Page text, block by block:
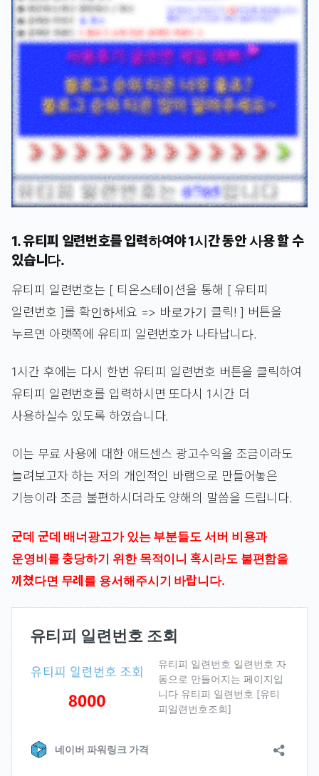
1. 유티피 일련번호를 입력하여야 1시간 동안 사용 할 수
있습니다.
유티피 일련번호는 [ 티온스테이션을 통해 [ 유티피
일련번호 ]를 확인하세요 => 바로가기 클릭! ] 버튼을
누르면 아랫쪽에 유티피 일련번호가 나타납니다.
1시간 후에는 다시 한번 유티피 일련번호 버튼을 클릭하여
유티피 일련번호를 입력하시면 또다시 1시간 더
사용하실수 있도록 하였습니다.
이는 무료 사용에 대한 애드센스 광고수익을 조금이라도
늘려보고자 하는 저의 개인적인 바램으로 만들어놓은
기능이라 조금 불편하시더라도 양해의 말씀을 드립니다.
군데 군데 배너광고가 있는 부분들도 서버 비용과
운영비를 충당하기 위한 목적이니 혹시라도 불편함을
끼쳤다면 무례를 용서해주시기 바랍니다.